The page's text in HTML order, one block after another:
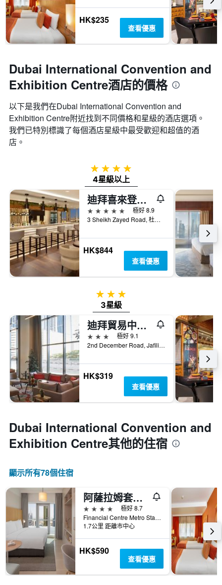
HK$235
查看優惠
Dubai International Convention and
Exhibition Centre酒店的價格
以下是我們在Dubai International Convention and
Exhibition Centre​附近找到不同價格和星級的酒店選項。
我們已特別標識了每個酒店星級中最受歡迎和超值的酒
店。
4星級
4星級以上
迪拜喜來登大酒店
5星級
極好 8.9
3 Sheikh Zayed Road, 杜拜, 阿拉伯聯合大公國
HK$844
查看優惠
3星級
3星級
迪拜貿易中心羅弗酒店
3星級
極好 9.1
2nd December Road, Jafiliya, 杜拜, 阿拉伯聯合大公國
HK$319
查看優惠
Dubai International Convention and
Exhibition Centre​其他的住宿
顯示所有78​個住宿
阿薩拉姆套房酒店前切爾西大樓公寓酒店 - 杜拜
4星級
極好 8.7
Financial Centre Metro Station, Sheikh Zayed Road,P.O. Box 11189, 杜拜, 阿拉伯聯合大公國
1.7公里 距離市中心
HK$590
查看優惠